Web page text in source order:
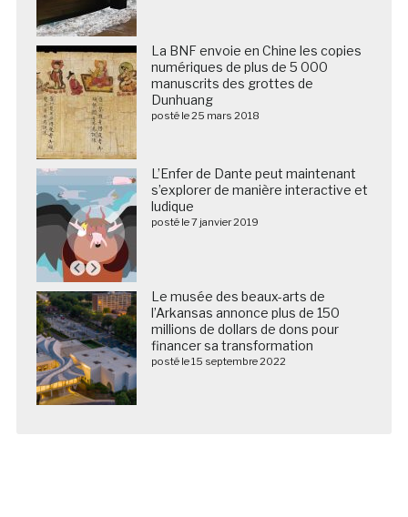
La BNF envoie en Chine les copies
numériques de plus de 5 000
manuscrits des grottes de
Dunhuang
posté le 25 mars 2018
L’Enfer de Dante peut maintenant
s’explorer de manière interactive et
ludique
posté le 7 janvier 2019
Le musée des beaux-arts de
l’Arkansas annonce plus de 150
millions de dollars de dons pour
financer sa transformation
posté le 15 septembre 2022